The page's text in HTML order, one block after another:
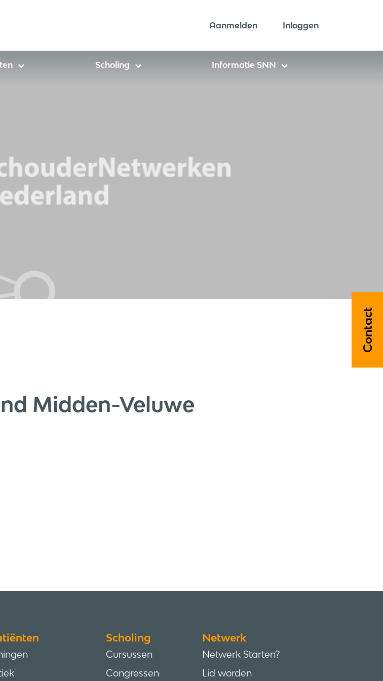
Contact
Inloggen
Aanmelden
Scholing Informatie SNN
Midden-Veluwe
Scholing
Cursussen
Congressen
Netwerk
Netwerk Starten?
Lid worden